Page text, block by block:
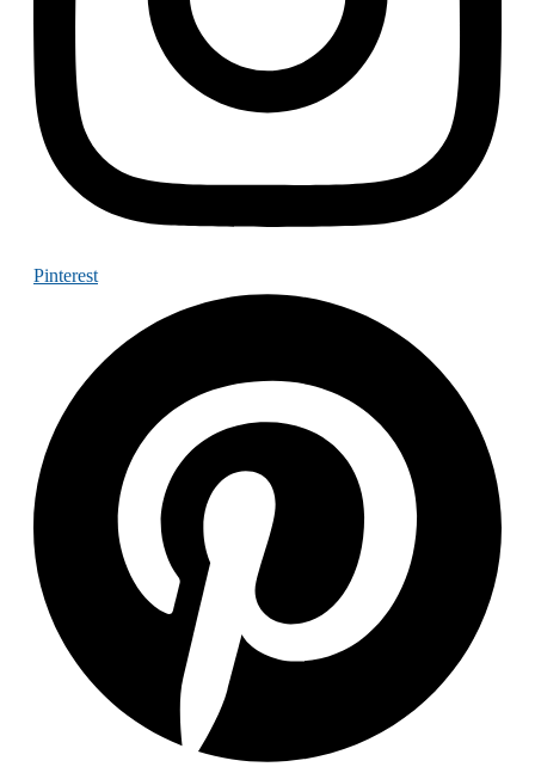
Pinterest